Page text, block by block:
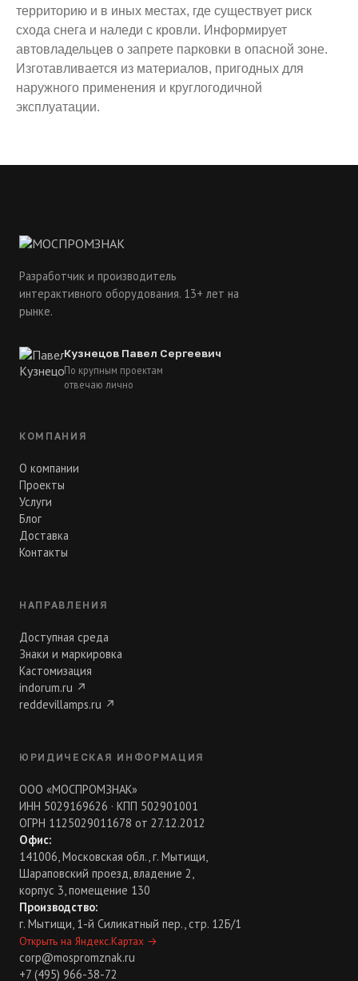
территорию и в иных местах, где существует риск
схода снега и наледи с кровли. Информирует
автовладельцев о запрете парковки в опасной зоне.
Изготавливается из материалов, пригодных для
наружного применения и круглогодичной
эксплуатации.
Разработчик и производитель
интерактивного оборудования. 13+ лет на
рынке.
Кузнецов Павел Сергеевич
По крупным проектам
отвечаю лично
КОМПАНИЯ
О компании
Проекты
Услуги
Блог
Доставка
Контакты
НАПРАВЛЕНИЯ
Доступная среда
Знаки и маркировка
Кастомизация
indorum.ru ↗
reddevillamps.ru ↗
ЮРИДИЧЕСКАЯ ИНФОРМАЦИЯ
ООО «МОСПРОМЗНАК»
ИНН 5029169626 · КПП 502901001
ОГРН 1125029011678 от 27.12.2012
Офис:
141006, Московская обл., г. Мытищи,
Шараповский проезд, владение 2,
корпус 3, помещение 130
Производство:
г. Мытищи, 1-й Силикатный пер., стр. 12Б/1
Открыть на Яндекс.Картах →
corp@mospromznak.ru
+7 (495) 966-38-72